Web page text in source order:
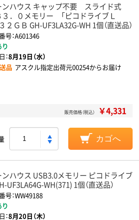
ンハウス キャップ不要 スライド式
３．０メモリー 「ピコドライブＬ
２ＧＢ GH-UF3LA32G-WH 1個（直送品）
号：A601346
り
：8月19日（水）
品 アスクル指定出荷元00254からお届け
販売価格（税込） ￥4,331
カゴへ
ハウス USB3.0メモリー ピコドライブ
UF3LA64G-WH(371) 1個（直送品）
号：WW49188
り
：8月20日（木）